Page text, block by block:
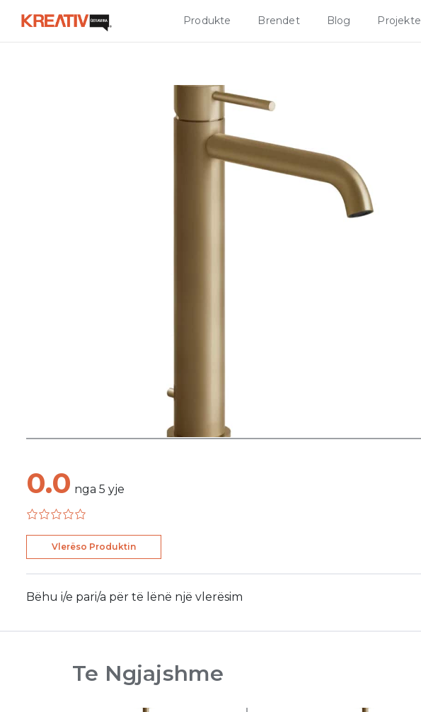
Produkte Brendet Blog Projekte
0.0 nga 5 yje
Vlerëso Produktin
Bëhu i/e pari/a për të lënë një vlerësim
Te Ngjajshme